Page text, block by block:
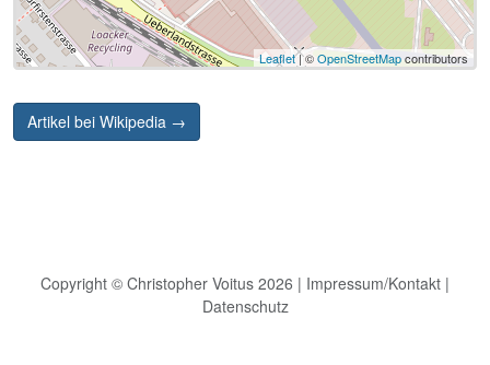
Leaflet| ©OpenStreetMapcontributors
Artikel bei Wikipedia →
Copyright © Christopher Voitus 2026 | Impressum/Kontakt |
Datenschutz